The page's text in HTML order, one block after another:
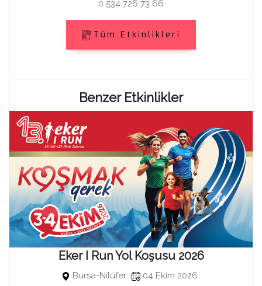
0 534 726 73 66
Tüm Etkinlikleri
Benzer Etkinlikler
Eker I Run Yol Koşusu 2026
Bursa-Nilüfer 04 Ekim 2026